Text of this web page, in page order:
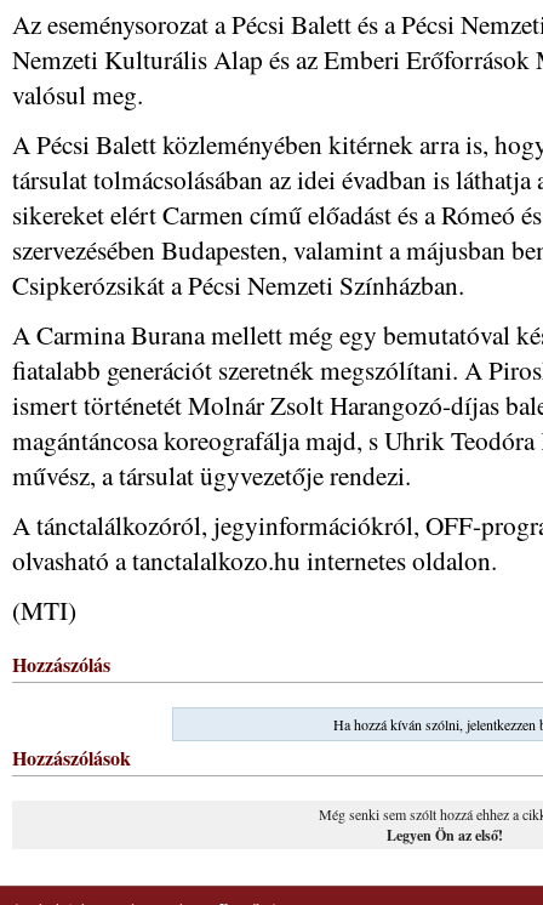
Az eseménysorozat a Pécsi Balett és a Pécsi
Nemzeti Kulturális Alap és az Emberi Erőforrások
valósul meg.
A Pécsi Balett közleményében kitérnek arra is,
társulat tolmácsolásában az idei évadban is láthatja
sikereket elért Carmen című előadást és a Rómeó
szervezésében Budapesten, valamint a májusban
Csipkerózsikát a Pécsi Nemzeti Színházban.
A Carmina Burana mellett még egy bemutatóval
fiatalabb generációt szeretnék megszólítani. A
ismert történetét Molnár Zsolt Harangozó-díjas
magántáncosa koreografálja majd, s Uhrik
művész, a társulat ügyvezetője rendezi.
A tánctalálkozóról, jegyinformációkról, OFF-
olvasható a tanctalalkozo.hu internetes oldalon.
(MTI)
Hozzászólás
Ha hozzá kíván szólni, jelentkezzen
Hozzászólások
Még senki sem szólt hozzá ehhez a
Legyen Ön az első!